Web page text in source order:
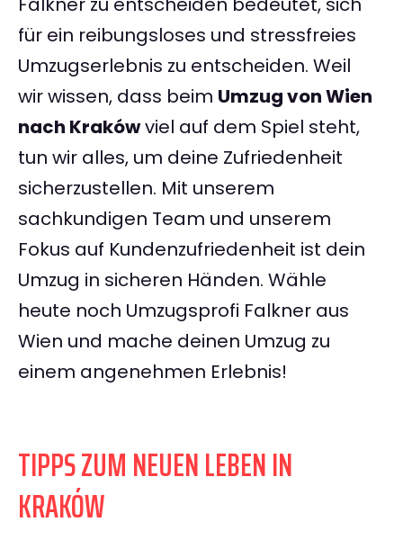
für ein reibungsloses und stressfreies
Umzugserlebnis zu entscheiden. Weil
wir wissen, dass beim Umzug von Wien
nach Krakówviel auf dem Spiel steht,
tun wir alles, um deine Zufriedenheit
sicherzustellen. Mit unserem
sachkundigen Team und unserem
Fokus auf Kundenzufriedenheit ist dein
Umzug in sicheren Händen. Wähle
heute noch Umzugsprofi Falkner aus
Wien und mache deinen Umzug zu
einem angenehmen Erlebnis!
TIPPS ZUM NEUEN LEBEN IN
KRAKÓW